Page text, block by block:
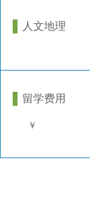
人文地理
留学费用
￥